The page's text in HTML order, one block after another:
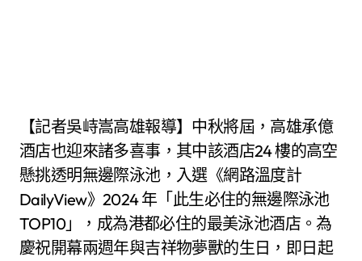
【記者吳峙嵩高雄報導】中秋將屆，高雄承億
酒店也迎來諸多喜事，其中該酒店24 樓的高空
懸挑透明無邊際泳池，入選《網路溫度計
DailyView》2024 年「此生必住的無邊際泳池
TOP10」，成為港都必住的最美泳池酒店。為
慶祝開幕兩週年與吉祥物夢獸的生日，即日起